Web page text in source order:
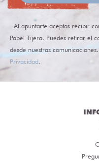
Al apuntarte aceptas recibir
Papel Tijera. Puedes retirar el
desde nuestras
Privacidad.